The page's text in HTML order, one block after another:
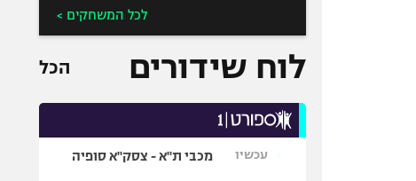
לכל המשחקים >
לוח שידורים הכל
עכשיו מכבי ת"א - צסק"א סופיה